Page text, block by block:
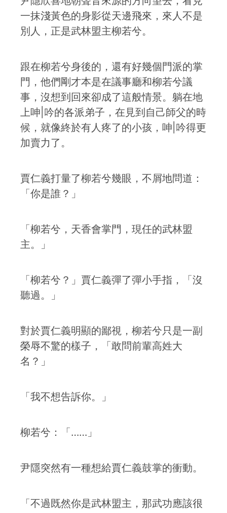
一抹淺黃色的身影從天邊飛來，來人不是
別人，正是武林盟主柳若兮。
跟在柳若兮身後的，還有好幾個門派的掌
門，他們剛才本是在議事廳和柳若兮議
事，沒想到回來卻成了這般情景。躺在地
上呻|吟的各派弟子，在見到自己師父的時
候，就像終於有人疼了的小孩，呻|吟得更
加賣力了。
賈仁義打量了柳若兮幾眼，不屑地問道：
「你是誰？」
「柳若兮，天香會掌門，現任的武林盟
主。」
「柳若兮？」賈仁義彈了彈小手指，「沒
聽過。」
對於賈仁義明顯的鄙視，柳若兮只是一副
榮辱不驚的樣子，「敢問前輩高姓大
名？」
「我不想告訴你。」
柳若兮：「……」
尹隱突然有一種想給賈仁義鼓掌的衝動。
「不過既然你是武林盟主，那武功應該很